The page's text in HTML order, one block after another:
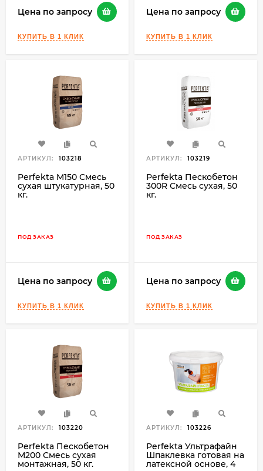
Цена по запросу Цена по запросу
АРТИКУЛ: 103218
Perfekta М150 Смесь
сухая штукатурная, 50
кг.
ПОД ЗАКАЗ
Цена по запросу
АРТИКУЛ: 103219
Perfekta Пескобетон
300R Смесь сухая, 50
кг.
ПОД ЗАКАЗ
Цена по запросу
АРТИКУЛ: 103220
Perfekta Пескобетон
М200 Смесь сухая
монтажная, 50 кг.
АРТИКУЛ: 103226
Perfekta Ультрафайн
Шпаклевка готовая на
латексной основе, 4